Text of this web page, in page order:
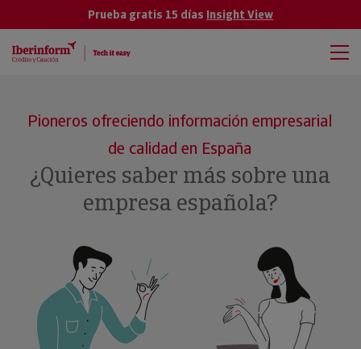
Prueba gratis 15 días Insight View
Pioneros ofreciendo información empresarial
de calidad en España
¿Quieres saber más sobre una
empresa española?